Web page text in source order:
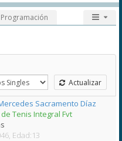
Programación
Actualizar
Sacramento Díaz
Tenis Integral Fvt
Edad:13